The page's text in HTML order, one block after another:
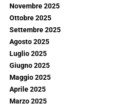
Novembre 2025
Ottobre 2025
Settembre 2025
Agosto 2025
Luglio 2025
Giugno 2025
Maggio 2025
Aprile 2025
Marzo 2025